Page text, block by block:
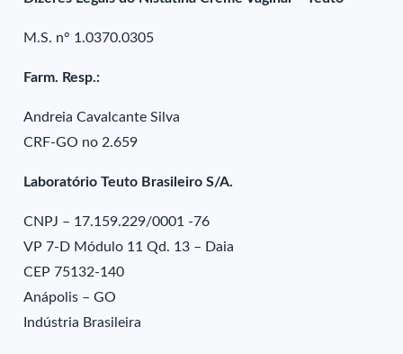
M.S. n° 1.0370.0305
Farm. Resp.:
Andreia Cavalcante Silva
CRF-GO no 2.659
Laboratório Teuto Brasileiro S/A.
CNPJ – 17.159.229/0001 -76
VP 7-D Módulo 11 Qd. 13 – Daia
CEP 75132-140
Anápolis – GO
Indústria Brasileira